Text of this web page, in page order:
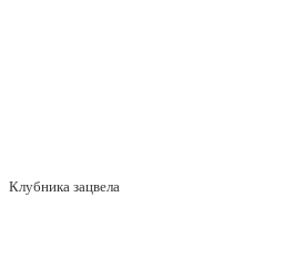
Клубника зацвела